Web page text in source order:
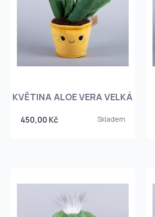
KVĚTINA ALOE VERA VELKÁ
450,00 Kč Skladem